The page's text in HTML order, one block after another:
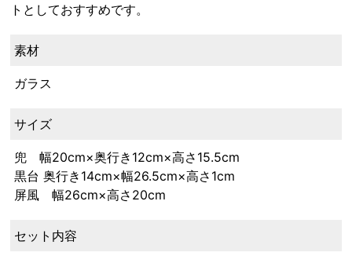
トとしておすすめです。
素材
ガラス
サイズ
兜 幅20cm×奥行き12cm×高さ15.5cm
黒台 奥行き14cm×幅26.5cm×高さ1cm
屏風 幅26cm×高さ20cm
セット内容